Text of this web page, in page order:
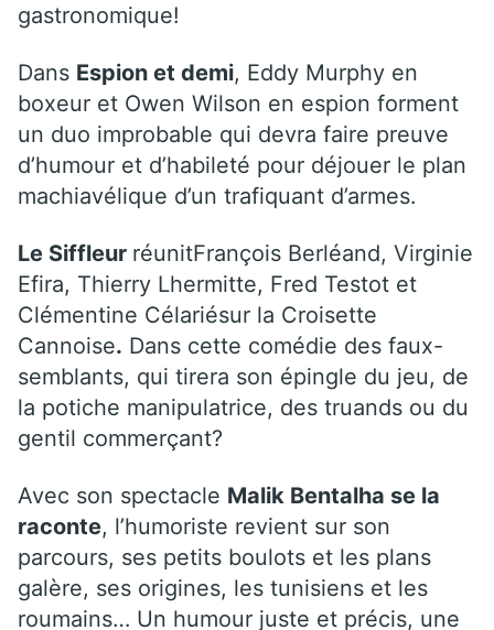
gastronomique!
Dans Espion et demi, Eddy Murphy en
boxeur et Owen Wilson en espion forment
un duo improbable qui devra faire preuve
d’humour et d’habileté pour déjouer le plan
machiavélique d’un trafiquant d’armes.
Le Siffleur réunitFrançois Berléand, Virginie
Efira, Thierry Lhermitte, Fred Testot et
Clémentine Célariésur la Croisette
Cannoise. Dans cette comédie des faux-
semblants, qui tirera son épingle du jeu, de
la potiche manipulatrice, des truands ou du
gentil commerçant?
Avec son spectacle Malik Bentalha se la
raconte, l’humoriste revient sur son
parcours, ses petits boulots et les plans
galère, ses origines, les tunisiens et les
roumains… Un humour juste et précis, une